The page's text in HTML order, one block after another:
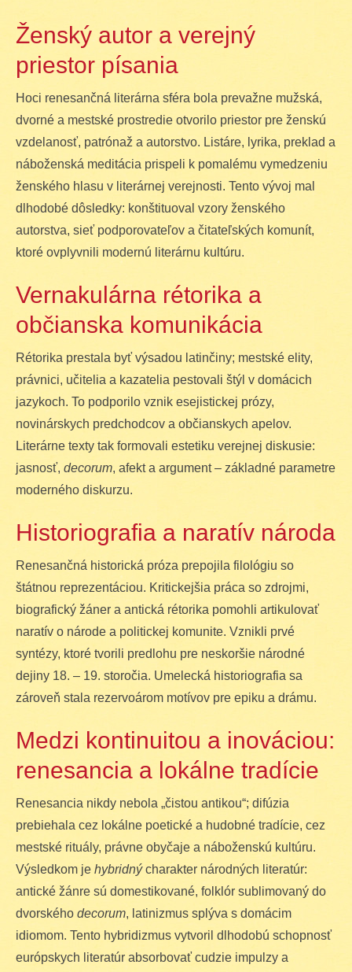
Ženský autor a verejný
priestor písania
Hoci renesančná literárna sféra bola prevažne mužská,
dvorné a mestské prostredie otvorilo priestor pre ženskú
vzdelanosť, patrónaž a autorstvo. Listáre, lyrika, preklad a
náboženská meditácia prispeli k pomalému vymedzeniu
ženského hlasu v literárnej verejnosti. Tento vývoj mal
dlhodobé dôsledky: konštituoval vzory ženského
autorstva, sieť podporovateľov a čitateľských komunít,
ktoré ovplyvnili modernú literárnu kultúru.
Vernakulárna rétorika a
občianska komunikácia
Rétorika prestala byť výsadou latinčiny; mestské elity,
právnici, učitelia a kazatelia pestovali štýl v domácich
jazykoch. To podporilo vznik esejistickej prózy,
novinárskych predchodcov a občianskych apelov.
Literárne texty tak formovali estetiku verejnej diskusie:
jasnosť, decorum, afekt a argument – základné parametre
moderného diskurzu.
Historiografia a naratív národa
Renesančná historická próza prepojila filológiu so
štátnou reprezentáciou. Kritickejšia práca so zdrojmi,
biografický žáner a antická rétorika pomohli artikulovať
naratív o národe a politickej komunite. Vznikli prvé
syntézy, ktoré tvorili predlohu pre neskoršie národné
dejiny 18. – 19. storočia. Umelecká historiografia sa
zároveň stala rezervoárom motívov pre epiku a drámu.
Medzi kontinuitou a inováciou:
renesancia a lokálne tradície
Renesancia nikdy nebola „čistou antikou“; difúzia
prebiehala cez lokálne poetické a hudobné tradície, cez
mestské rituály, právne obyčaje a náboženskú kultúru.
Výsledkom je hybridnýcharakter národných literatúr:
antické žánre sú domestikované, folklór sublimovaný do
dvorského decorum, latinizmus splýva s domácim
idiomom. Tento hybridizmus vytvoril dlhodobú schopnosť
európskych literatúr absorbovať cudzie impulzy a